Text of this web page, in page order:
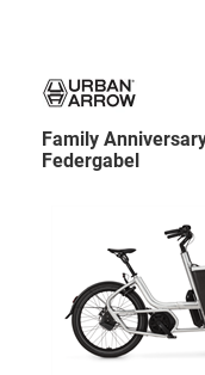
Family
Federgabel